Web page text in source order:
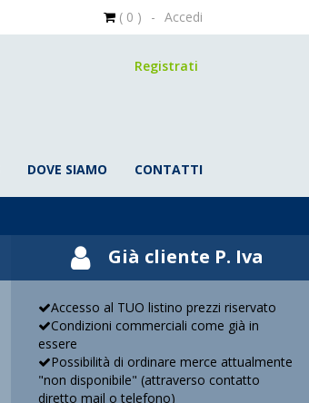
( 0 ) - Accedi
Registrati
DOVE SIAMO CONTATTI
Già cliente P. Iva
Accesso al TUO listino prezzi riservato
Condizioni commerciali come già in
essere
Possibilità di ordinare merce attualmente
"non disponibile" (attraverso contatto
diretto mail o telefono)